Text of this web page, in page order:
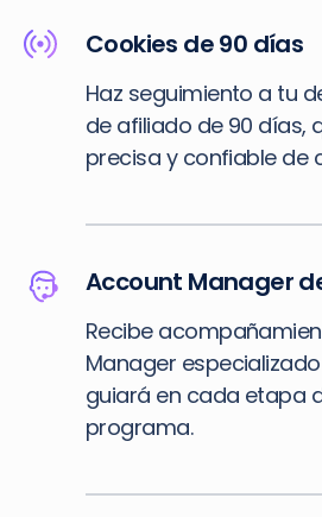
Cookies de 90 días
Haz seguimiento a tu
de afiliado de 90 días,
precisa y confiable de
Account Manager
Recibe
Manager
guiará en cada etapa
programa.